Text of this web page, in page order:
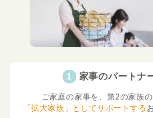
家事のパートナ
ご家庭の家事を、第2の家族
「拡大家族」としてサポートする